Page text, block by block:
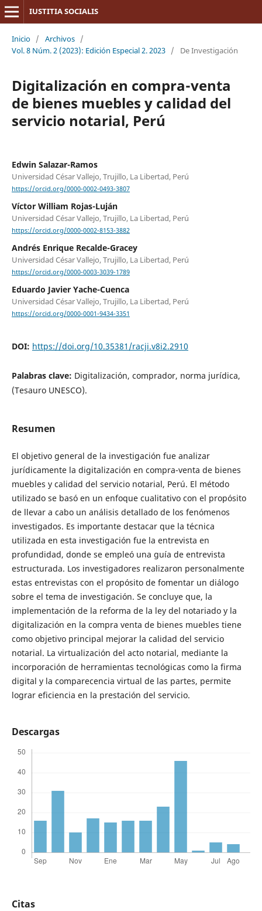
IUSTITIA SOCIALIS
Inicio / Archivos /
Vol. 8 Núm. 2 (2023): Edición Especial 2. 2023 / De Investigación
Digitalización en compra-venta
de bienes muebles y calidad del
servicio notarial, Perú
Edwin Salazar-Ramos
Universidad César Vallejo, Trujillo, La Libertad, Perú
https://orcid.org/0000-0002-0493-3807
Víctor William Rojas-Luján
Universidad César Vallejo, Trujillo, La Libertad, Perú
https://orcid.org/0000-0002-8153-3882
Andrés Enrique Recalde-Gracey
Universidad César Vallejo, Trujillo, La Libertad, Perú
https://orcid.org/0000-0003-3039-1789
Eduardo Javier Yache-Cuenca
Universidad César Vallejo, Trujillo, La Libertad, Perú
https://orcid.org/0000-0001-9434-3351
DOI: https://doi.org/10.35381/racji.v8i2.2910
Palabras clave: Digitalización, comprador, norma jurídica,
(Tesauro UNESCO).
Resumen
El objetivo general de la investigación fue analizar
jurídicamente la digitalización en compra-venta de bienes
muebles y calidad del servicio notarial, Perú. El método
utilizado se basó en un enfoque cualitativo con el propósito
de llevar a cabo un análisis detallado de los fenómenos
investigados. Es importante destacar que la técnica
utilizada en esta investigación fue la entrevista en
profundidad, donde se empleó una guía de entrevista
estructurada. Los investigadores realizaron personalmente
estas entrevistas con el propósito de fomentar un diálogo
sobre el tema de investigación. Se concluye que, la
implementación de la reforma de la ley del notariado y la
digitalización en la compra venta de bienes muebles tiene
como objetivo principal mejorar la calidad del servicio
notarial. La virtualización del acto notarial, mediante la
incorporación de herramientas tecnológicas como la firma
digital y la comparecencia virtual de las partes, permite
lograr eficiencia en la prestación del servicio.
Descargas
Citas